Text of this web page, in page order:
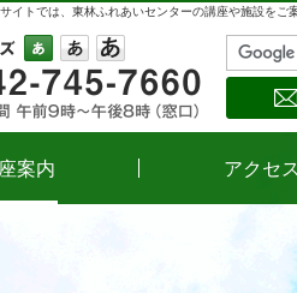
イトでは、東林ふれあいセンターの講座や施設をご
文字サイズの変更
小 中 受
案内 アクセス